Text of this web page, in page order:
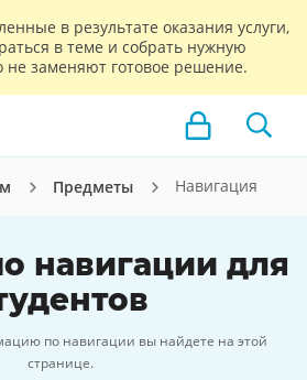
в результате оказания услуги,
в теме и собрать нужную
заменяют готовое решение.
Предметы Навигация
навигации для
по навигации вы найдете на этой
странице.